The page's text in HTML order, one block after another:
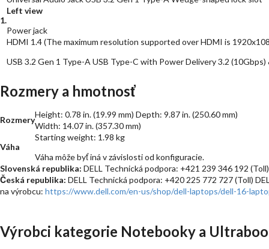
1.
Left view
Power jack
HDMI 1.4 (The maximum resolution supported over HDMI is
USB 3.2 Gen 1 Type-A USB Type-C with Power Delivery 3.2
Rozmery a hmotnosť
Rozmery
Height: 0.78 in. (19.99 mm) Depth: 9.87 in. (250.60 mm)
Width: 14.07 in. (357.30 mm)
Váha
Starting weight: 1.98 kg
Váha môže byť iná v závislosti od konfiguracie.
Slovenská republika: DELL Technická podpora: +421 239 346 192
Česká republika: DELL Technická podpora: +420 225 772 727 (Toll)
na výrobcu: https://www.dell.com/en-us/shop/dell-laptops/dell-16-
Výrobci kategorie Notebooky a